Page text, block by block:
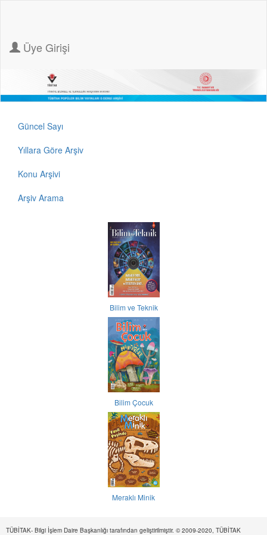
Üye Girişi
Güncel Sayı
Yıllara Göre Arşiv
Konu Arşivi
Arşiv Arama
Bilim ve Teknik
Bilim Çocuk
Meraklı Minik
TÜBİTAK- Bilgi İşlem Daire Başkanlığı tarafından geliştirilmiştir. © 2009-2020, TÜBİTAK